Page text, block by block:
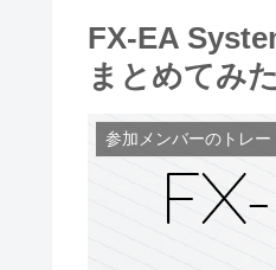
FX-EA
まとめてみた
参加メンバーのトレー